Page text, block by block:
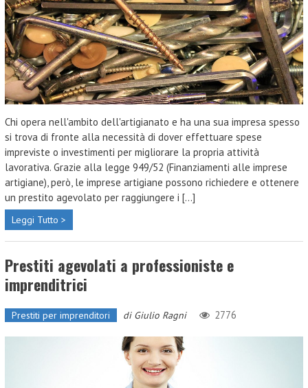
Chi opera nell'ambito dell'artigianato e ha una sua impresa spesso
si trova di fronte alla necessità di dover effettuare spese
impreviste o investimenti per migliorare la propria attività
lavorativa. Grazie alla legge 949/52 (Finanziamenti alle imprese
artigiane), però, le imprese artigiane possono richiedere e ottenere
un prestito agevolato per raggiungere i [...]
Leggi Tutto >
Prestiti agevolati a professioniste e
imprenditrici
Prestiti per imprenditori di Giulio Ragni 2776